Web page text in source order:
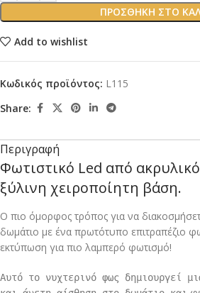
ΠΡΟΣΘΉΚΗ ΣΤΟ
Add to wishlist
Κωδικός προϊόντος: L115
Share:
Περιγραφή
Φωτιστικό Led από
ξύλινη χειροποίητη βάση.
Ο πιο όμορφος τρόπος για να
δωμάτιο με ένα πρωτότυπο επιτραπέζιο
εκτύπωση για πιο λαμπερό φωτισμό!
Αυτό το νυχτερινό φως δημιουργεί